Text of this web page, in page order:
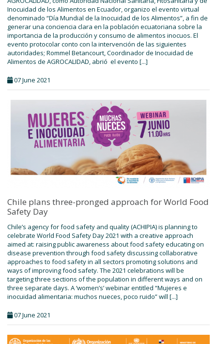
Inocuidad de los Alimentos en Ecuador, organizo el evento virtual
denominado “Día Mundial de la Inocuidad de los Alimentos”, a fin de
generar una conciencia clara en la población ecuatoriana sobre la
importancia de la producción y consumo de alimentos inocuos. El
evento protocolar conto con la intervención de las siguientes
autoridades; Rommel Betancourt, Coordinador de Inocuidad de
Alimentos de AGROCALIDAD, abrió el evento [...]
07 June 2021
Chile plans three-pronged approach for World Food
Safety Day
Chile’s agency for food safety and quality (ACHIPIA) is planning to
celebrate World Food Safety Day 2021 with a creative approach
aimed at: raising public awareness about food safety educating on
disease prevention through food safety discussing collaborative
approaches to food safety in all sectors promoting solutions and
ways of improving food safety. The 2021 celebrations will be
targeting three sections of the population in different ways and on
three separate days. A ‘women’s’ webinar entitled “Mujeres e
inocuidad alimentaria: muchos nueces, poco ruido” will [...]
07 June 2021